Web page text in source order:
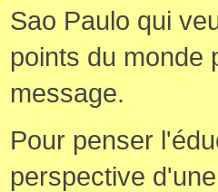
Sao Paulo qui
points du monde
message.
Pour penser
perspective